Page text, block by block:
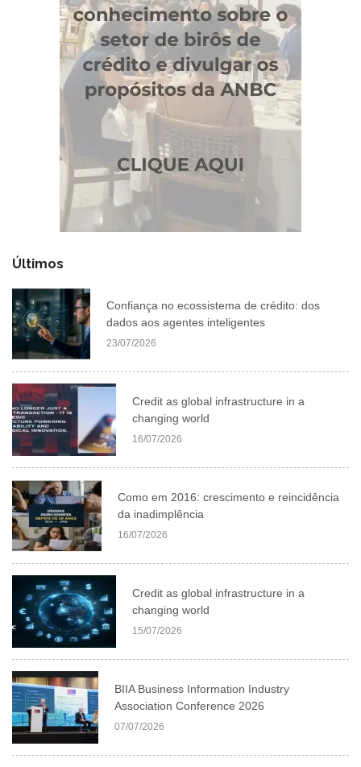
Últimos
Confiança no ecossistema de crédito: dos
dados aos agentes inteligentes
23/07/2026
Credit as global infrastructure in a
changing world
16/07/2026
Como em 2016: crescimento e reincidência
da inadimplência
16/07/2026
Credit as global infrastructure in a
changing world
15/07/2026
BIIA Business Information Industry
Association Conference 2026
07/07/2026